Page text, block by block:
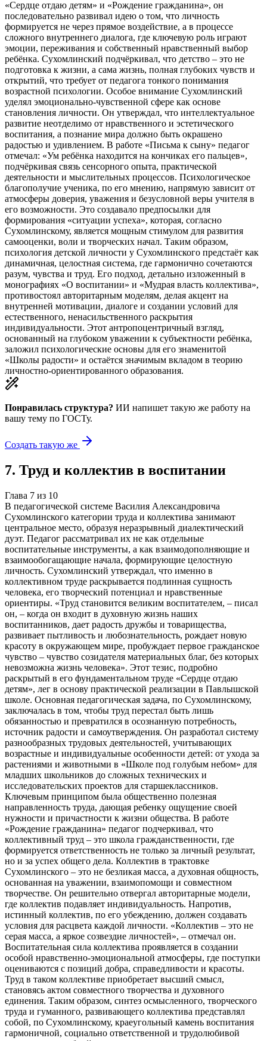
«Сердце отдаю детям» и «Рождение гражданина», он
последовательно развивал идею о том, что личность
формируется не через прямое воздействие, а в процессе
сложного внутреннего диалога, где ключевую роль играют
эмоции, переживания и собственный нравственный выбор
ребёнка. Сухомлинский подчёркивал, что детство – это не
подготовка к жизни, а сама жизнь, полная глубоких чувств и
открытий, что требует от педагога тонкого понимания
возрастной психологии. Особое внимание Сухомлинский
уделял эмоционально-чувственной сфере как основе
становления личности. Он утверждал, что интеллектуальное
развитие неотделимо от нравственного и эстетического
воспитания, а познание мира должно быть окрашено
радостью и удивлением. В работе «Письма к сыну» педагог
отмечал: «Ум ребёнка находится на кончиках его пальцев»,
подчёркивая связь сенсорного опыта, практической
деятельности и мыслительных процессов. Психологическое
благополучие ученика, по его мнению, напрямую зависит от
атмосферы доверия, уважения и безусловной веры учителя в
его возможности. Это создавало предпосылки для
формирования «ситуации успеха», которая, согласно
Сухомлинскому, является мощным стимулом для развития
самооценки, воли и творческих начал. Таким образом,
психология детской личности у Сухомлинского предстаёт как
динамичная, целостная система, где гармонично сочетаются
разум, чувства и труд. Его подход, детально изложенный в
монографиях «О воспитании» и «Мудрая власть коллектива»,
противостоял авторитарным моделям, делая акцент на
внутренней мотивации, диалоге и создании условий для
естественного, ненасильственного раскрытия
индивидуальности. Этот антропоцентричный взгляд,
основанный на глубоком уважении к субъектности ребёнка,
заложил психологические основы для его знаменитой
«Школы радости» и остаётся значимым вкладом в теорию
личностно-ориентированного образования.
Понравилась структура? ИИ напишет такую же работу на
вашу тему по ГОСТу.
Создать такую же
7. Труд и коллектив в воспитании
Глава 7 из 10
В педагогической системе Василия Александровича
Сухомлинского категории труда и коллектива занимают
центральное место, образуя неразрывный диалектический
дуэт. Педагог рассматривал их не как отдельные
воспитательные инструменты, а как взаимодополняющие и
взаимообогащающие начала, формирующие целостную
личность. Сухомлинский утверждал, что именно в
коллективном труде раскрывается подлинная сущность
человека, его творческий потенциал и нравственные
ориентиры. «Труд становится великим воспитателем, – писал
он, – когда он входит в духовную жизнь наших
воспитанников, дает радость дружбы и товарищества,
развивает пытливость и любознательность, рождает новую
красоту в окружающем мире, пробуждает первое гражданское
чувство – чувство созидателя материальных благ, без которых
невозможна жизнь человека». Этот тезис, подробно
раскрытый в его фундаментальном труде «Сердце отдаю
детям», лег в основу практической реализации в Павлышской
школе. Основная педагогическая задача, по Сухомлинскому,
заключалась в том, чтобы труд перестал быть лишь
обязанностью и превратился в осознанную потребность,
источник радости и самоутверждения. Он разработал систему
разнообразных трудовых деятельностей, учитывающих
возрастные и индивидуальные особенности детей: от ухода за
растениями и животными в «Школе под голубым небом» для
младших школьников до сложных технических и
исследовательских проектов для старшеклассников.
Ключевым принципом была общественно полезная
направленность труда, дающая ребенку ощущение своей
нужности и причастности к жизни общества. В работе
«Рождение гражданина» педагог подчеркивал, что
коллективный труд – это школа гражданственности, где
формируется ответственность не только за личный результат,
но и за успех общего дела. Коллектив в трактовке
Сухомлинского – это не безликая масса, а духовная общность,
основанная на уважении, взаимопомощи и совместном
творчестве. Он решительно отвергал авторитарные модели,
где коллектив подавляет индивидуальность. Напротив,
истинный коллектив, по его убеждению, должен создавать
условия для расцвета каждой личности. «Коллектив – это не
серая масса, а яркое созвездие личностей», – отмечал он.
Воспитательная сила коллектива проявляется в создании
особой нравственно-эмоциональной атмосферы, где поступки
оцениваются с позиций добра, справедливости и красоты.
Труд в таком коллективе приобретает высший смысл,
становясь актом совместного творчества и духовного
единения. Таким образом, синтез осмысленного, творческого
труда и гуманного, развивающего коллектива представлял
собой, по Сухомлинскому, краеугольный камень воспитания
гармоничной, социально ответственной и трудолюбивой